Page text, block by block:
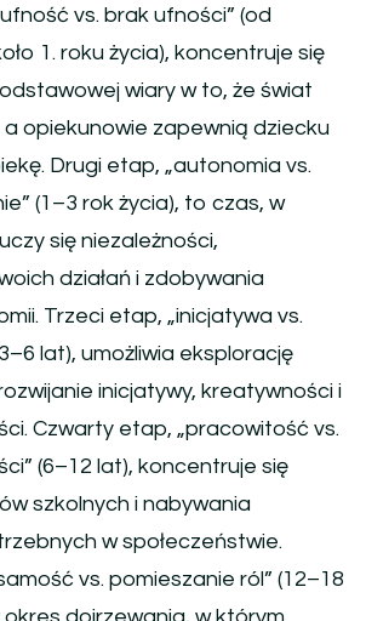
vs. brak ufności” (od
1. roku życia), koncentruje się
wiary w to, że świat
opiekunowie zapewnią dziecku
Drugi etap, „autonomia vs.
(1–3 rok życia), to czas, w
się niezależności,
działań i zdobywania
Trzeci etap, „inicjatywa vs.
lat), umożliwia eksplorację
inicjatywy, kreatywności i
Czwarty etap, „pracowitość vs.
(6–12 lat), koncentruje się
szkolnych i nabywania
w społeczeństwie.
vs. pomieszanie ról” (12–18